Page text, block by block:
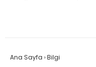
Ana Sayfa ›Bilgi